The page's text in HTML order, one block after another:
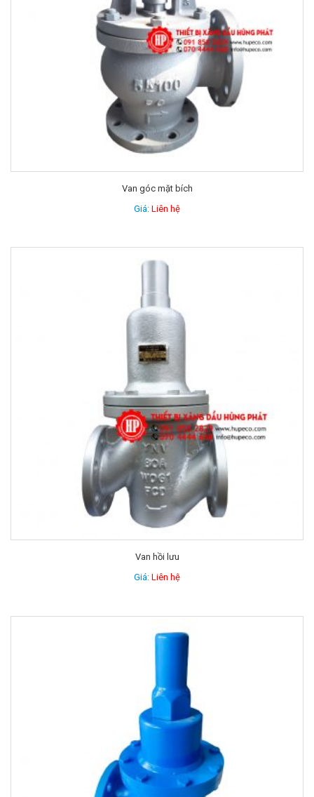
Van góc mặt bích
Giá: Liên hệ
Van hồi lưu
Giá: Liên hệ